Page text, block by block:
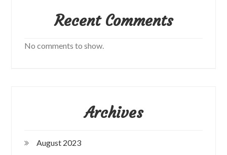
Recent Comments
No comments to show.
Archives
August 2023